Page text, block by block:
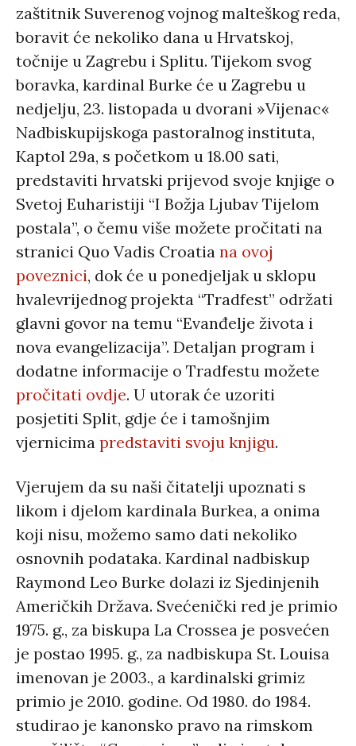
zaštitnik Suverenog vojnog malteškog reda,
boravit će nekoliko dana u Hrvatskoj,
točnije u Zagrebu i Splitu. Tijekom svog
boravka, kardinal Burke će u Zagrebu u
nedjelju, 23. listopada u dvorani »Vijenac«
Nadbiskupijskoga pastoralnog instituta,
Kaptol 29a, s početkom u 18.00 sati,
predstaviti hrvatski prijevod svoje knjige o
Svetoj Euharistiji “I Božja Ljubav Tijelom
postala”, o čemu više možete pročitati na
stranici Quo Vadis Croatia na ovoj
poveznici, dok će u ponedjeljak u sklopu
hvalevrijednog projekta “Tradfest” održati
glavni govor na temu “Evanđelje života i
nova evangelizacija”. Detaljan program i
dodatne informacije o Tradfestu možete
pročitati ovdje. U utorak će uzoriti
posjetiti Split, gdje će i tamošnjim
vjernicima predstaviti svoju knjigu.
Vjerujem da su naši čitatelji upoznati s
likom i djelom kardinala Burkea, a onima
koji nisu, možemo samo dati nekoliko
osnovnih podataka. Kardinal nadbiskup
Raymond Leo Burke dolazi iz Sjedinjenih
Američkih Država. Svećenički red je primio
1975. g., za biskupa La Crossea je posvećen
je postao 1995. g., za nadbiskupa St. Louisa
imenovan je 2003., a kardinalski grimiz
primio je 2010. godine. Od 1980. do 1984.
studirao je kanonsko pravo na rimskom